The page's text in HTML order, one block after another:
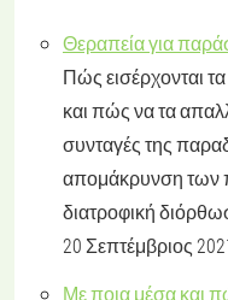
Θεραπεία για
Πώς εισέρχονται
και πώς να τα
συνταγές της
απομάκρυνση των
διατροφική
20 Σεπτέμβριος
Με ποια μέσα και